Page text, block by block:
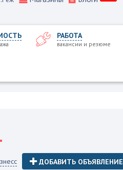
РАБОТА
вакансии и резюме
ДОБАВИТЬ ОБЪЯВЛЕНИЕ